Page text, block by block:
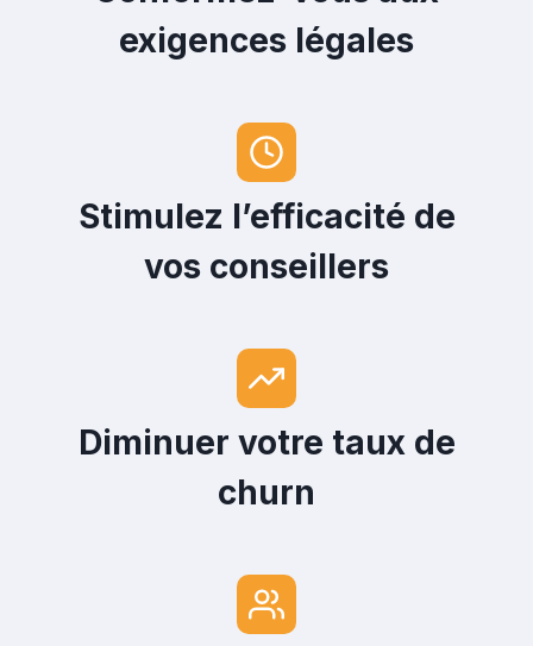
exigences légales
Stimulez l’efficacité de
vos conseillers
Diminuer votre taux de
churn